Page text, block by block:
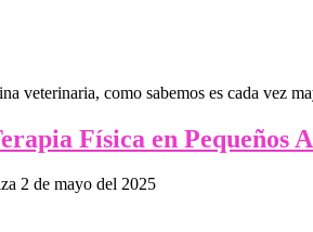
como sabemos es cada vez
Física en Pequeños
2 de mayo del 2025